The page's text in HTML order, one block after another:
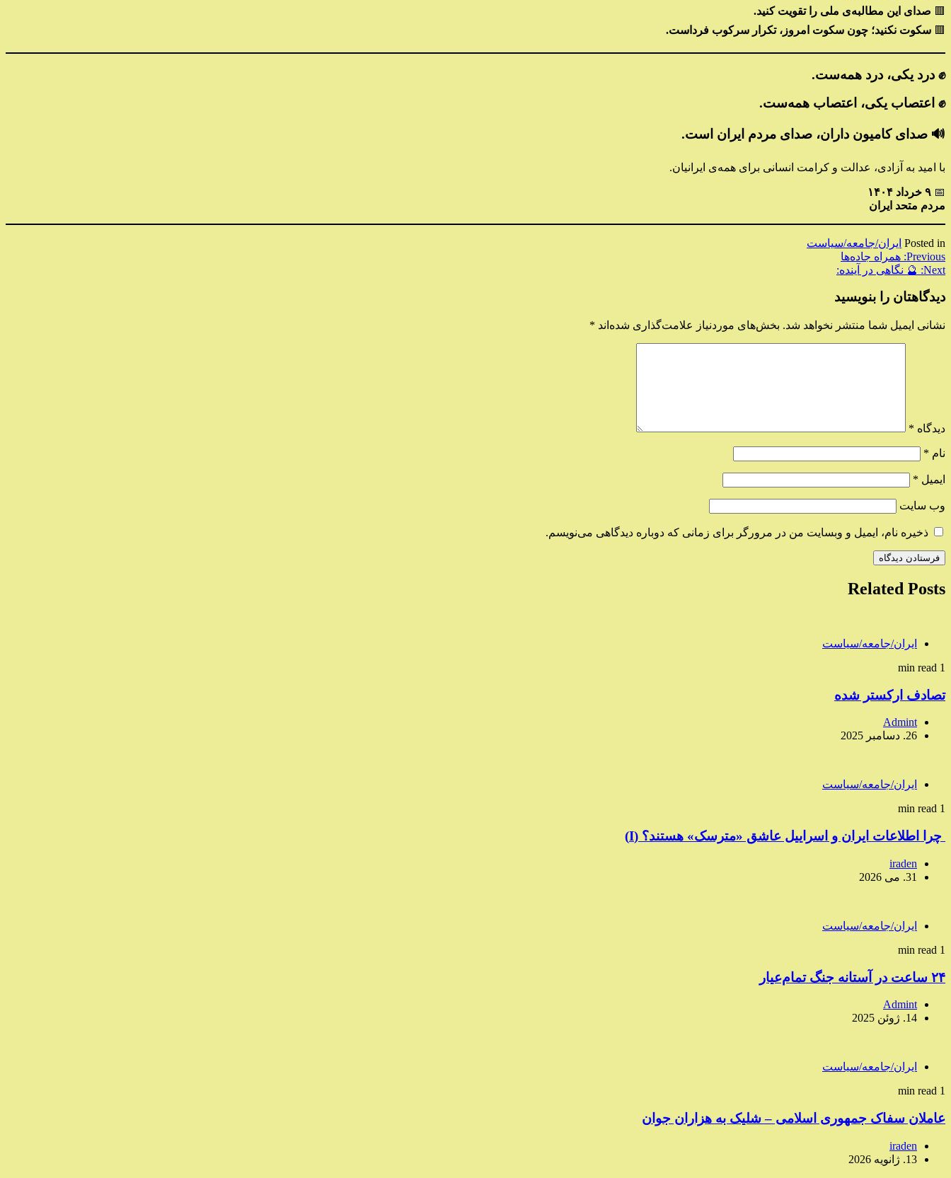
🟥 صدای این مطالبه‌ی ملی را تقویت کنید.
🟥 سکوت نکنید؛ چون سکوت امروز، تکرار سرکوب فرداست.
✊ درد یکی، درد همه‌ست.
✊ اعتصاب یکی، اعتصاب همه‌ست.
🔊 صدای کامیون داران، صدای مردم ایران است.
با امید به آزادی، عدالت و کرامت انسانی برای همه‌ی ایرانیان.
📅 ۹ خرداد ۱۴۰۴
مردم متحد ایران
Posted in ایران/جامعه/سیاست
راهبری
نوشته
Previous: همراه جاده‌ها
Next: 🔮 نگاهی در آینده:
دیدگاهتان را بنویسید
نشانی ایمیل شما منتشر نخواهد شد. بخش‌های موردنیاز علامت‌گذاری شده‌اند *
دیدگاه *
نام *
ایمیل *
وب‌ سایت
ذخیره نام، ایمیل و وبسایت من در مرورگر برای زمانی که دوباره دیدگاهی می‌نویسم.
Related Posts
ایران/جامعه/سیاست
1 min read
تصادف ارکستر شده
Admint
26. دسامبر 2025
ایران/جامعه/سیاست
1 min read
چرا اطلاعات ایران و اسراییل عاشق «مترسک» هستند؟ (I)
iraden
31. می 2026
ایران/جامعه/سیاست
1 min read
۲۴ ساعت در آستانه جنگ تمام‌عیار
Admint
14. ژوئن 2025
ایران/جامعه/سیاست
1 min read
عاملان سفاک جمهوری اسلامی – شلیک به هزاران جوان
iraden
13. ژانویه 2026